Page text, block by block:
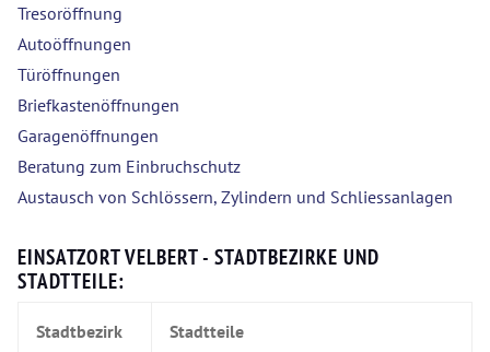
Tresoröffnung
Autoöffnungen
Türöffnungen
Briefkastenöffnungen
Garagenöffnungen
Beratung zum Einbruchschutz
Austausch von Schlössern, Zylindern und Schliessanlagen
EINSATZORT VELBERT - STADTBEZIRKE UND
STADTTEILE:
Stadtbezirk Stadtteile